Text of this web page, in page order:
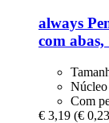
always
com
Núcleo
Com
€ 3,19 (€